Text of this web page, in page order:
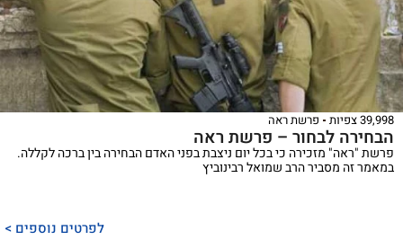
39,998 צפיות פרשת ראה
הבחירה לבחור – פרשת ראה
פרשת "ראה" מזכירה כי בכל יום ניצבת בפני האדם הבחירה בין ברכה לקללה.
במאמר זה מסביר הרב שמואל רבינוביץ
לפרטים נוספים >